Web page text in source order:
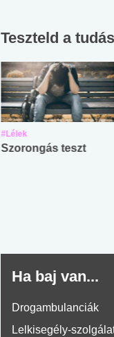
Teszteld a
#Lélek
Szorongás teszt
Ha baj van...
Drogambulanciák
Lelkisegély-